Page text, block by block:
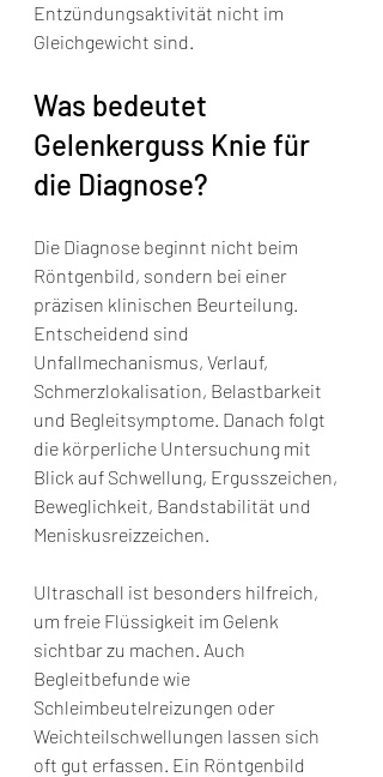
Entzündungsaktivität nicht im
Gleichgewicht sind.
Was bedeutet
Gelenkerguss Knie für
die Diagnose?
Die Diagnose beginnt nicht beim
Röntgenbild, sondern bei einer
präzisen klinischen Beurteilung.
Entscheidend sind
Unfallmechanismus, Verlauf,
Schmerzlokalisation, Belastbarkeit
und Begleitsymptome. Danach folgt
die körperliche Untersuchung mit
Blick auf Schwellung, Ergusszeichen,
Beweglichkeit, Bandstabilität und
Meniskusreizzeichen.
Ultraschall ist besonders hilfreich,
um freie Flüssigkeit im Gelenk
sichtbar zu machen. Auch
Begleitbefunde wie
Schleimbeutelreizungen oder
Weichteilschwellungen lassen sich
oft gut erfassen. Ein Röntgenbild